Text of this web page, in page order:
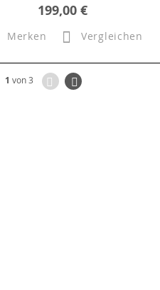
199,00 €
Merken Vergleichen
1 von 3 ZurückSeite
Weiter